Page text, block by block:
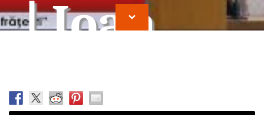
| Ioan
Cocirteu